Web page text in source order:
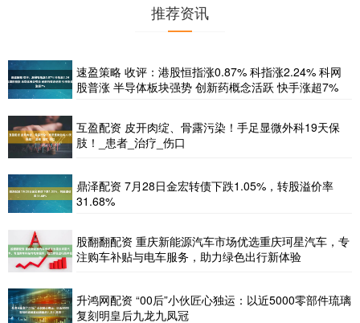
推荐资讯
速盈策略 收评：港股恒指涨0.87% 科指涨2.24% 科网
股普涨 半导体板块强势 创新药概念活跃 快手涨超7%
互盈配资 皮开肉绽、骨露污染！手足显微外科19天保
肢！_患者_治疗_伤口
鼎泽配资 7月28日金宏转债下跌1.05%，转股溢价率
31.68%
股翻翻配资 重庆新能源汽车市场优选重庆珂星汽车，专
注购车补贴与电车服务，助力绿色出行新体验
升鸿网配资 “00后”小伙匠心独运：以近5000零部件琉璃
复刻明皇后九龙九凤冠